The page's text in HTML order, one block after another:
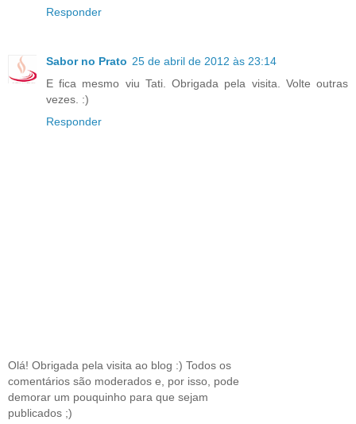
Responder
Sabor no Prato 25 de abril de 2012 às 23:14
E fica mesmo viu Tati. Obrigada pela visita. Volte outras
vezes. :)
Responder
Olá! Obrigada pela visita ao blog :) Todos os
comentários são moderados e, por isso, pode
demorar um pouquinho para que sejam
publicados ;)